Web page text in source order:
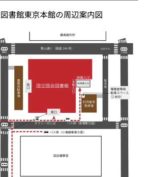
書館東京本館の周辺案内図